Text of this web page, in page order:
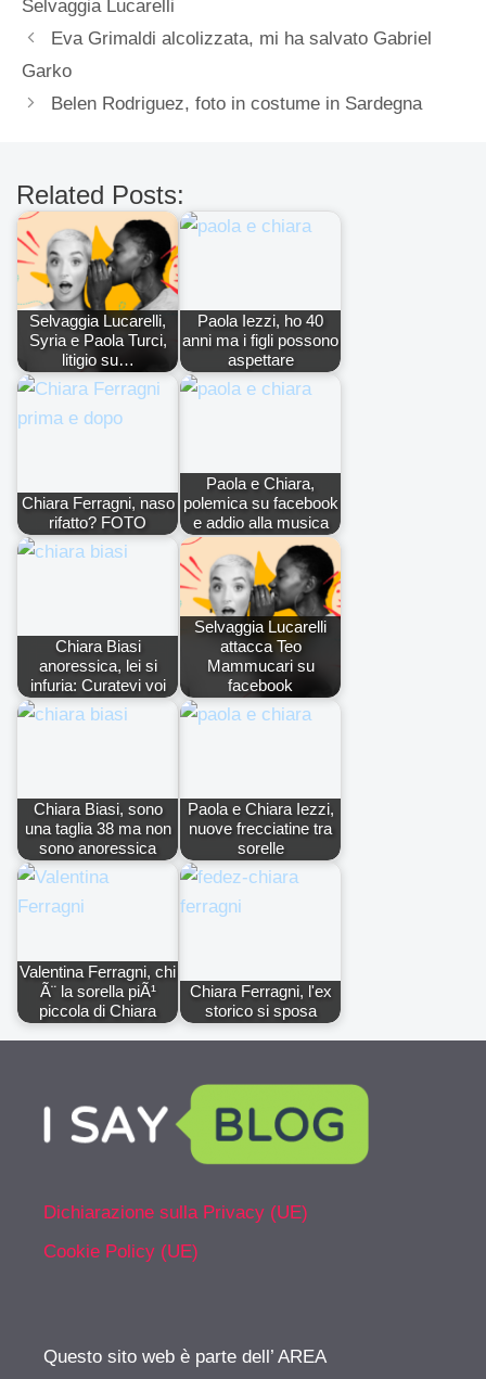
Selvaggia Lucarelli
Eva Grimaldi alcolizzata, mi ha salvato Gabriel
Garko
Belen Rodriguez, foto in costume in Sardegna
Related Posts:
Selvaggia Lucarelli,
Syria e Paola Turci,
litigio su…
Paola Iezzi, ho 40
anni ma i figli possono
aspettare
Chiara Ferragni, naso
rifatto? FOTO
Paola e Chiara,
polemica su facebook
e addio alla musica
Chiara Biasi
anoressica, lei si
infuria: Curatevi voi
Selvaggia Lucarelli
attacca Teo
Mammucari su
facebook
Chiara Biasi, sono
una taglia 38 ma non
sono anoressica
Paola e Chiara Iezzi,
nuove frecciatine tra
sorelle
Valentina Ferragni, chi
Ã¨ la sorella piÃ¹
piccola di Chiara
Chiara Ferragni, l'ex
storico si sposa
Dichiarazione sulla Privacy (UE)
Cookie Policy (UE)
Questo sito web è parte dell’ AREA